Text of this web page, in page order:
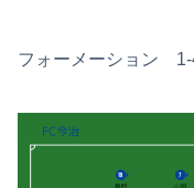
フォーメーション 1-